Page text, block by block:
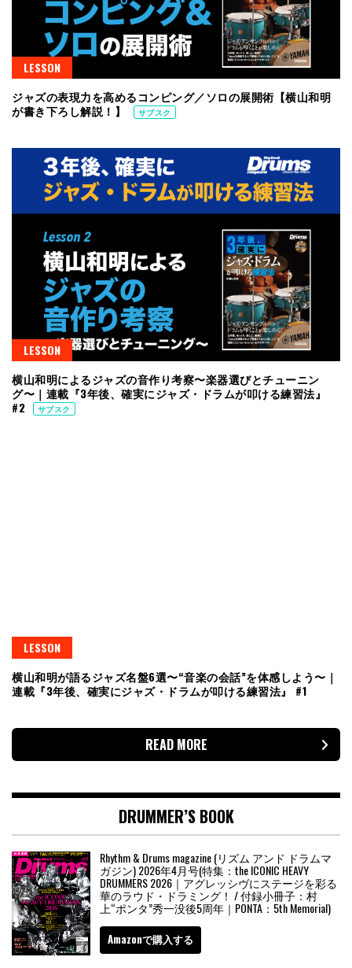
LESSON
ジャズの表現力を高めるコンピング／ソロの展開術【横山和明
が書き下ろし解説！】
サブスク
LESSON
横山和明によるジャズの音作り考察〜楽器選びとチューニン
グ〜｜連載『3年後、確実にジャズ・ドラムが叩ける練習法』
#2
サブスク
LESSON
横山和明が語るジャズ名盤6選〜“音楽の会話”を体感しよう〜｜
連載『3年後、確実にジャズ・ドラムが叩ける練習法』 #1
READ MORE
DRUMMER’S BOOK
Rhythm & Drums magazine (リズム アンド ドラムマ
ガジン) 2026年4月号(特集：the ICONIC HEAVY
DRUMMERS 2026｜アグレッシヴにステージを彩る
華のラウド・ドラミング！ / 付録小冊子：村
上“ポンタ”秀一没後5周年｜PONTA：5th Memorial)
Amazonで購入する